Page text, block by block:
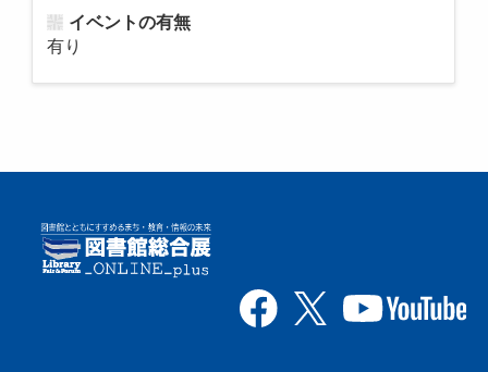
イベントの有無
有り